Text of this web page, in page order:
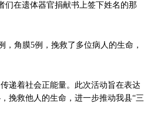
们在遗体器官捐献书上签下姓名的那
角膜5例，挽救了多位病人的生命，
递着社会正能量。此次活动旨在表达
挽救他人的生命，进一步推动我县“三